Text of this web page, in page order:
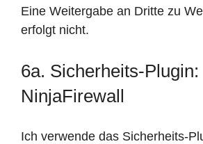
Eine Weitergabe an Dritte zu
erfolgt nicht.
6a. Sicherheits-Plugin:
NinjaFirewall
Ich verwende das Sicherheits-